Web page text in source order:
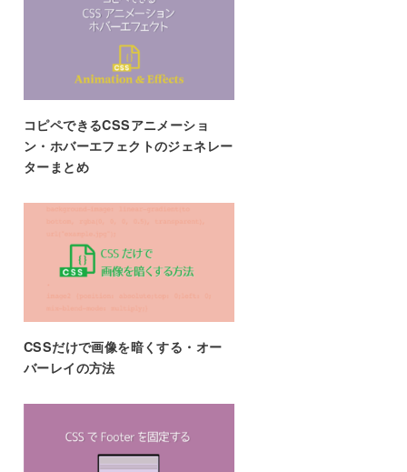
コピペできるCSSアニメーショ
ン・ホバーエフェクトのジェネレー
ターまとめ
CSSだけで画像を暗くする・オー
バーレイの方法